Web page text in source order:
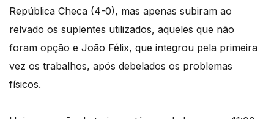
República Checa (4-0), mas apenas subiram ao
relvado os suplentes utilizados, aqueles que não
foram opção e João Félix, que integrou pela primeira
vez os trabalhos, após debelados os problemas
físicos.